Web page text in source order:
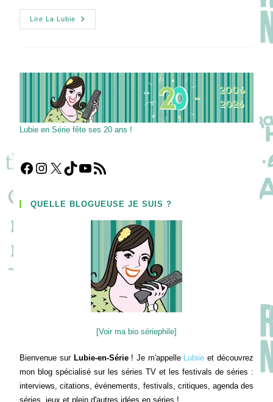
Lire La Lubie
HUNTERS
:
Drôle
De
Bande
De
Chasseurs
De
Nazis
!
Lubie en Série fête ses 20 ans !
Facebook
Instagram
X TikTokYouTube
Flux RSS
QUELLE BLOGUEUSE JE SUIS ?
[Voir ma bio sériephile]
Bienvenue sur Lubie-en-Série! Je m'appelle Lubiie et découvrez
mon blog spécialisé sur les séries TV et les festivals de séries :
interviews, citations, événements, festivals, critiques, agenda des
séries, jeux et plein d'autres idées en séries !